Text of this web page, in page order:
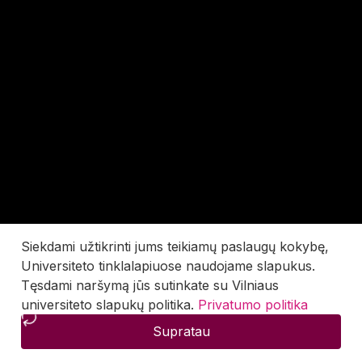
Siekdami užtikrinti jums teikiamų paslaugų kokybę,
Universiteto tinklalapiuose naudojame slapukus.
Tęsdami naršymą jūs sutinkate su Vilniaus
universiteto slapukų politika. Privatumo politika
Supratau